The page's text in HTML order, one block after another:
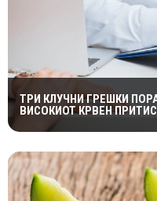
ТРИ КЛУЧНИ ГРЕШКИ
ВИСОКИОТ КРВЕН